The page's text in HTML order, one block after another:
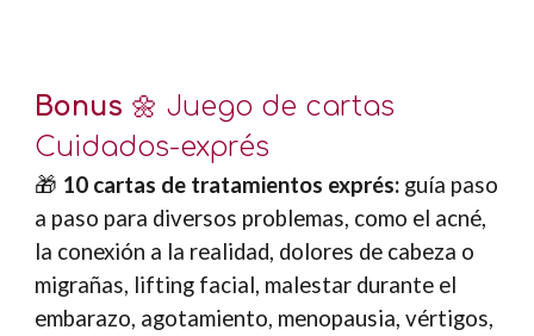
Bonus 🌼Juego de cartas
Cuidados-exprés
🎁 10 cartas de tratamientos exprés: guía paso
a paso para diversos problemas, como el acné,
la conexión a la realidad, dolores de cabeza o
migrañas, lifting facial, malestar durante el
embarazo, agotamiento, menopausia, vértigos,